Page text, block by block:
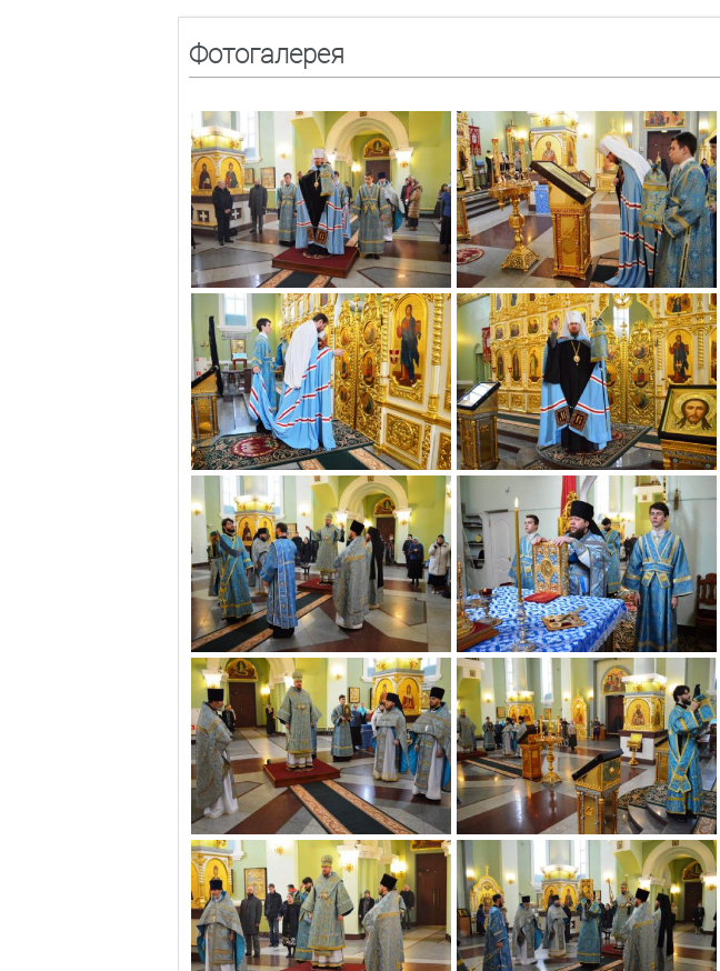
Фотогалерея